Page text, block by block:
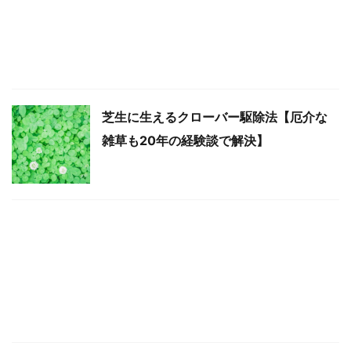
芝生に生えるクローバー駆除法【厄介な
雑草も20年の経験談で解決】